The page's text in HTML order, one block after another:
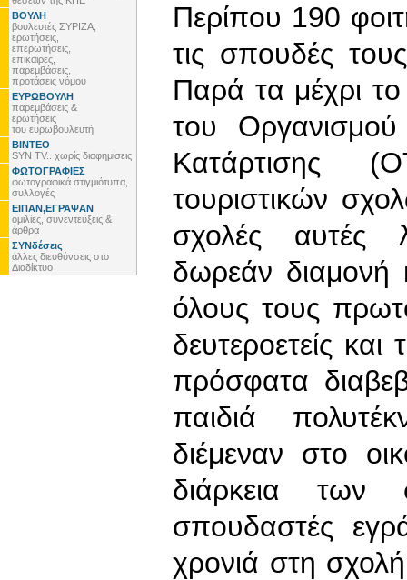
ΒΟΥΛΗ
βουλευτές ΣΥΡΙΖΑ,
ερωτήσεις,
επερωτήσεις,
επίκαιρες,
παρεμβάσεις,
προτάσεις νόμου
ΕΥΡΩΒΟΥΛΗ
παρεμβάσεις &
ερωτήσεις
του ευρωβουλευτή
ΒΙΝΤΕΟ
SYN TV.. χωρίς διαφημίσεις
ΦΩΤΟΓΡΑΦΙΕΣ
φωτογραφικά στιγμιότυπα,
συλλογές
ΕΙΠΑΝ,ΕΓΡΑΨΑΝ
ομιλίες, συνεντεύξεις &
άρθρα
ΣΥΝδέσεις
άλλες διευθύνσεις στο
Διαδίκτυο
Περίπου 190
τις σπουδές
Παρά τα μέχρι
του Οργανισμού
Κατάρτισης
τουριστικών
σχολές αυτές
δωρεάν διαμονή
όλους τους
δευτεροετείς
πρόσφατα
παιδιά
διέμεναν στο
διάρκεια
σπουδαστές
χρονιά στη